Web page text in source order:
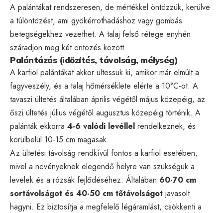
A palántákat rendszeresen, de mértékkel öntözzük, kerülve
a túlöntözést, ami gyökérrothadáshoz vagy gombás
betegségekhez vezethet. A talaj felső rétege enyhén
száradjon meg két öntözés között.
Palántázás (időzítés, távolság, mélység)
A karfiol palántákat akkor ültessük ki, amikor már elmúlt a
fagyveszély, és a talaj hőmérséklete elérte a 10°C-ot. A
tavaszi ültetés általában április végétől május közepéig, az
őszi ültetés július végétől augusztus közepéig történik. A
palánták ekkorra 4-6 valódi levéllel rendelkeznek, és
körülbelül 10-15 cm magasak.
Az ültetési távolság rendkívül fontos a karfiol esetében,
mivel a növényeknek elegendő helyre van szükségük a
levelek és a rózsák fejlődéséhez. Általában 60-70 cm
sortávolságot és 40-50 cm tőtávolságot javasolt
hagyni. Ez biztosítja a megfelelő légáramlást, csökkenti a